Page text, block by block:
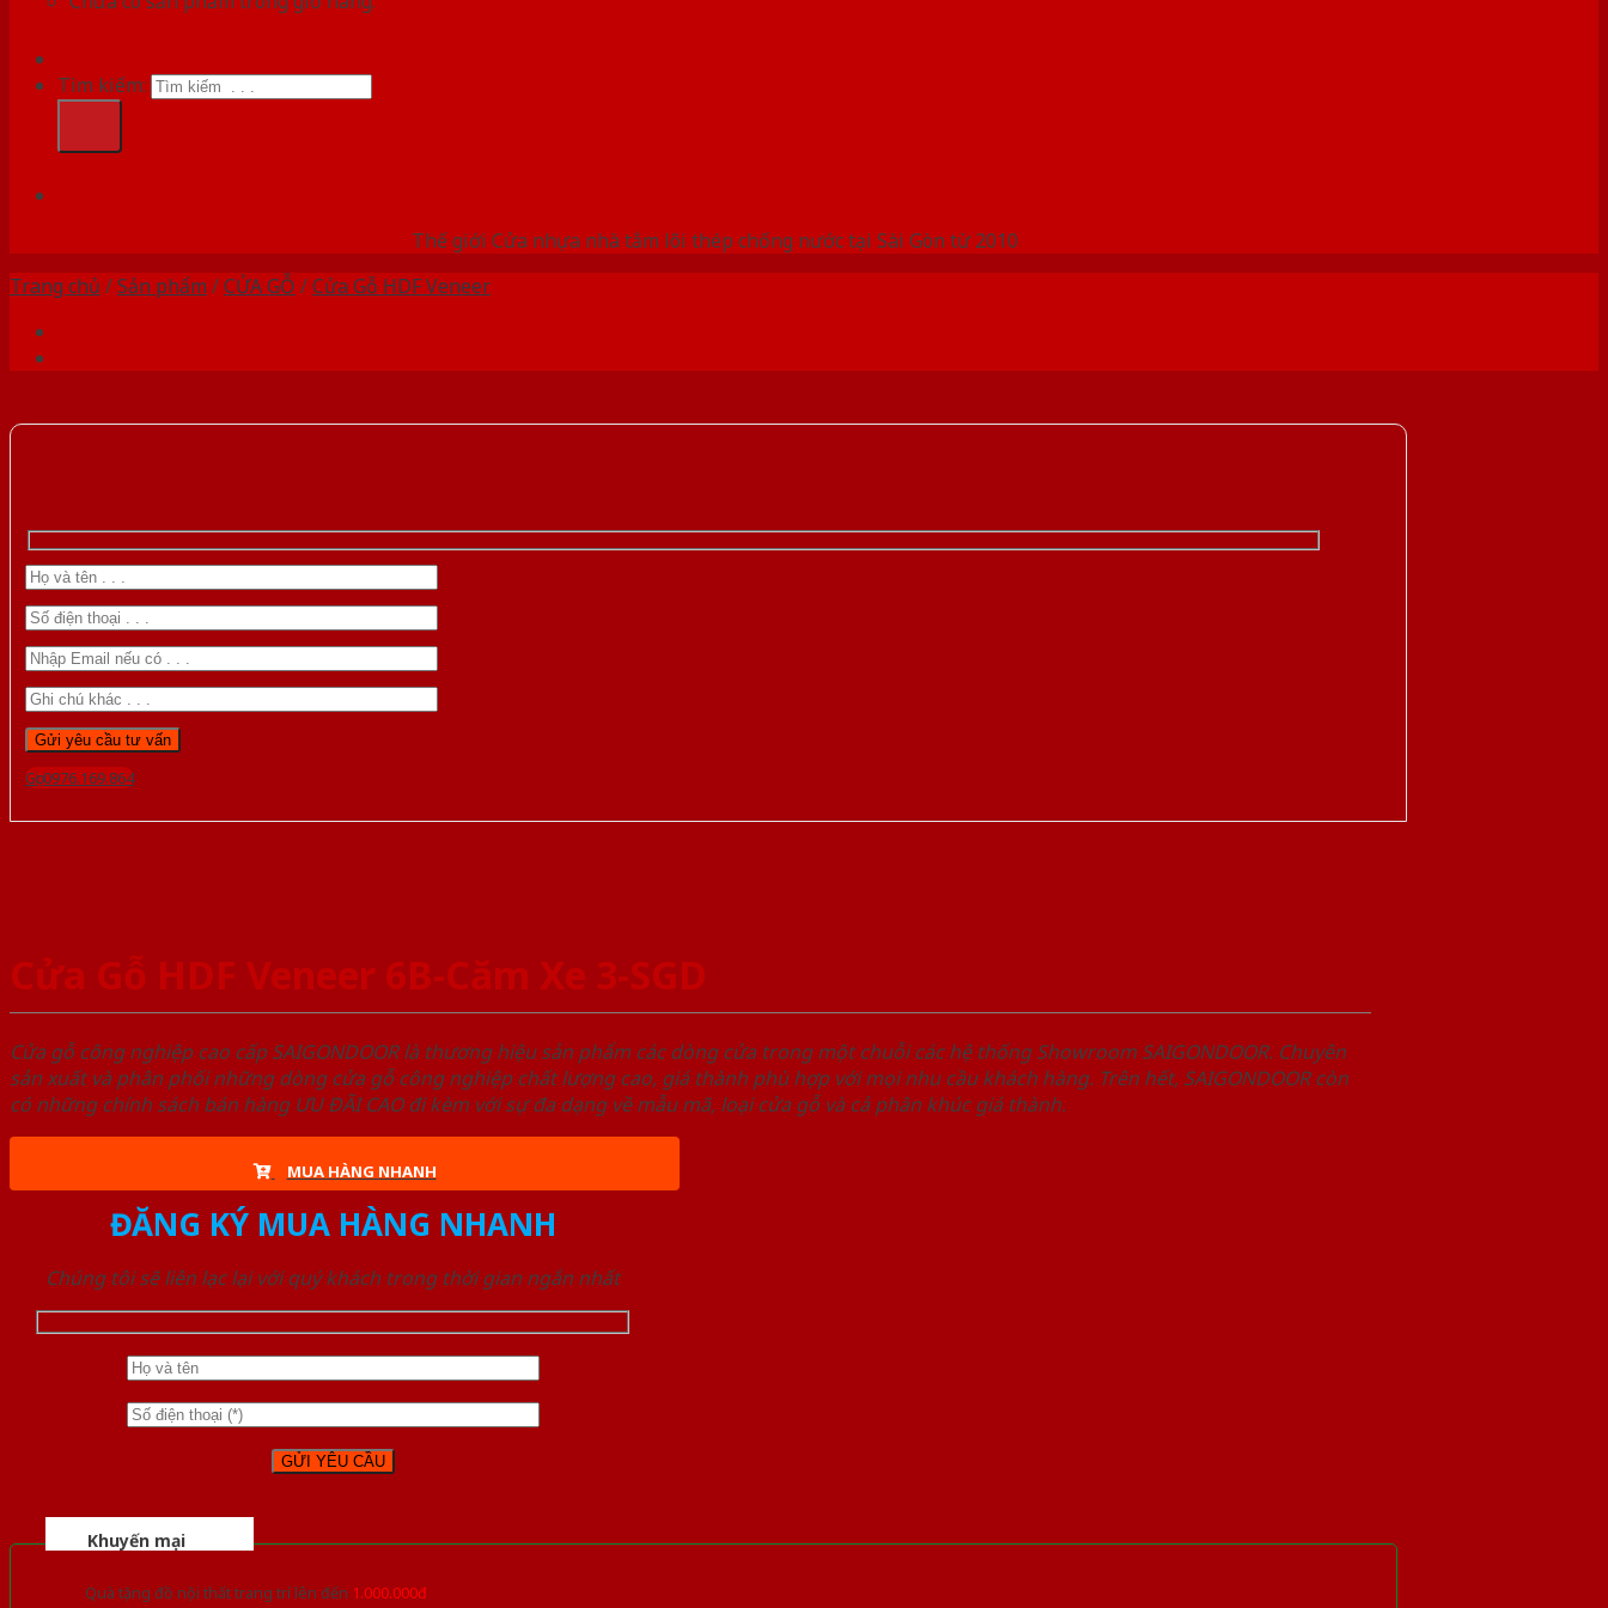
Tìm kiếm:
Thế giới Cửa nhựa nhà tắm lõi thép chống nước tại Sài Gòn từ 2010
Trang chủ /Sản phẩm /CỬA GỖ /Cửa Gỗ HDF Veneer
Gọi 0976.169.864
Cửa Gỗ HDF Veneer 6B-Căm Xe 3-SGD
Cửa gỗ công nghiệp cao cấp SAIGONDOOR là thương hiệu sản phẩm các dòng cửa trong một chuỗi các hệ thống Showroom SAIGONDOOR. Chuyên
sản xuất và phân phối những dòng cửa gỗ công nghiệp chất lượng cao, giá thành phù hợp với mọi nhu cầu khách hàng. Trên hết, SAIGONDOOR còn
có những chính sách bán hàng ƯU ĐÃI CAO đi kèm với sự đa dạng về mẫu mã, loại cửa gỗ và cả phân khúc giá thành.
MUA HÀNG NHANH
ĐĂNG KÝ MUA HÀNG NHANH
Chúng tôi sẽ liên lạc lại với quý khách trong thời gian ngắn nhất
Khuyến mại
Quà tặng đồ nội thất trang trí lên đến 1.000.000đ